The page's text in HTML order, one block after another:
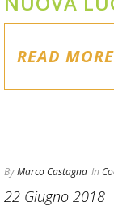
READ MORE
ByMarco Castagna In
22 Giugno 2018